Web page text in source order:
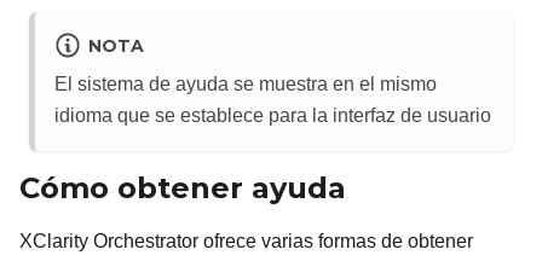
NOTA
El sistema de ayuda se muestra en el mismo
idioma que se establece para la interfaz de usuario
Cómo obtener ayuda
XClarity Orchestrator ofrece varias formas de obtener